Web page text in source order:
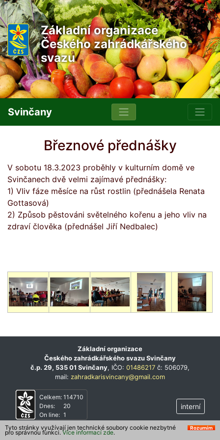
Základní organizace
Českého zahrádkářského
svazu
Svinčany
Březnové přednášky
V sobotu 18.3.2023 proběhly v kulturním domě ve
Svinčanech dvě velmi zajímavé přednášky:
1) Vliv fáze měsíce na růst rostlin (přednášela Renata
Gottasová)
2) Způsob pěstováni světelného kořenu a jeho vliv na
zdraví člověka (přednášel Jiří Nedbalec)
Základní organizace
Českého zahrádkářského svazu Svinčany
č.p. 29, 535 01 Svinčany, IČO: 01486217 č: 506079,
mail: zahradkarisvincany@gmail.com
Celkem:
Dnes:
On line:
114710
20
1
interní
Rozumím
Tyto stránky využívají jen technické soubory cookie nezbytné
pro správnou funkci. Více informací zde.